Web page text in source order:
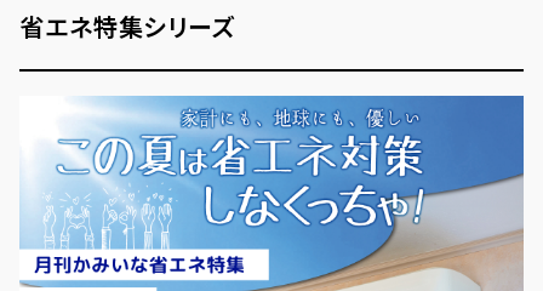
省エネ特集シリーズ